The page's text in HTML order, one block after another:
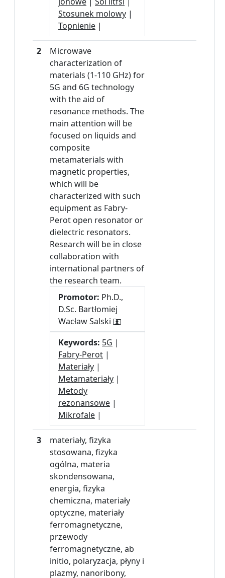
Stosunek molowy |
Topnienie |
2
Microwave
characterization of
materials (1-110 GHz) for
5G and 6G technology
with the aid of
resonance methods. The
main attention will be
focused on liquids and
composite
metamaterials with
magnetic properties,
which will be
characterized with such
equipment as Fabry-
Perot open resonator or
dielectric resonators.
Research will be in close
collaboration with
international partners of
the research team.
Promotor: Ph.D.,
D.Sc. Bartłomiej
Wacław Salski
Keywords: 5G |
Fabry-Perot |
Materiały |
Metamateriały |
Metody
rezonansowe |
Mikrofale |
3
materiały, fizyka
stosowana, fizyka
ogólna, materia
skondensowana,
energia, fizyka
chemiczna, materiały
optyczne, materiały
ferromagnetyczne,
przewody
ferromagnetyczne, ab
initio, polaryzacja, płyny i
plazmy, nanoribony,